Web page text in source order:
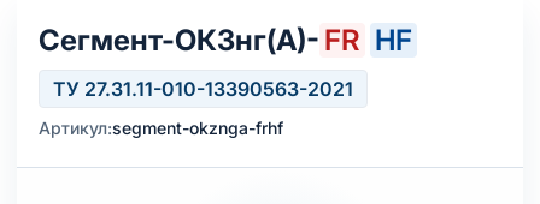
Сегмент-ОКЗнг(А)- FR HF
ТУ 27.31.11-010-13390563-2021
Артикул:segment-okznga-frhf